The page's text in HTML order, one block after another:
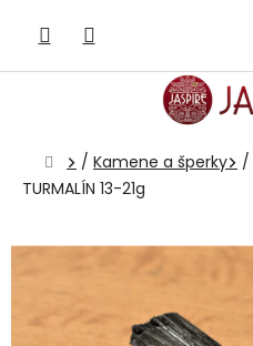
obsah
Domov
/ Kamene a šperky /
TURMALÍN 13-21g